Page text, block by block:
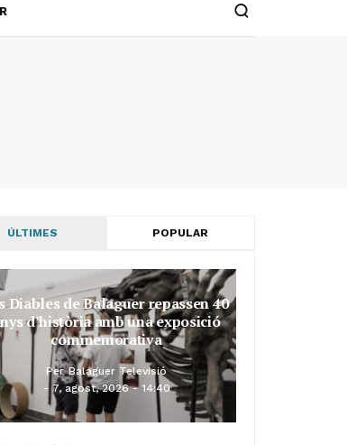
ÚLTIMES POPULAR
Diables de Balaguer repassen 40
d’història amb una exposició
commemorativa
Per Balaguer Televisió
7, agost, 2026 - 14:40